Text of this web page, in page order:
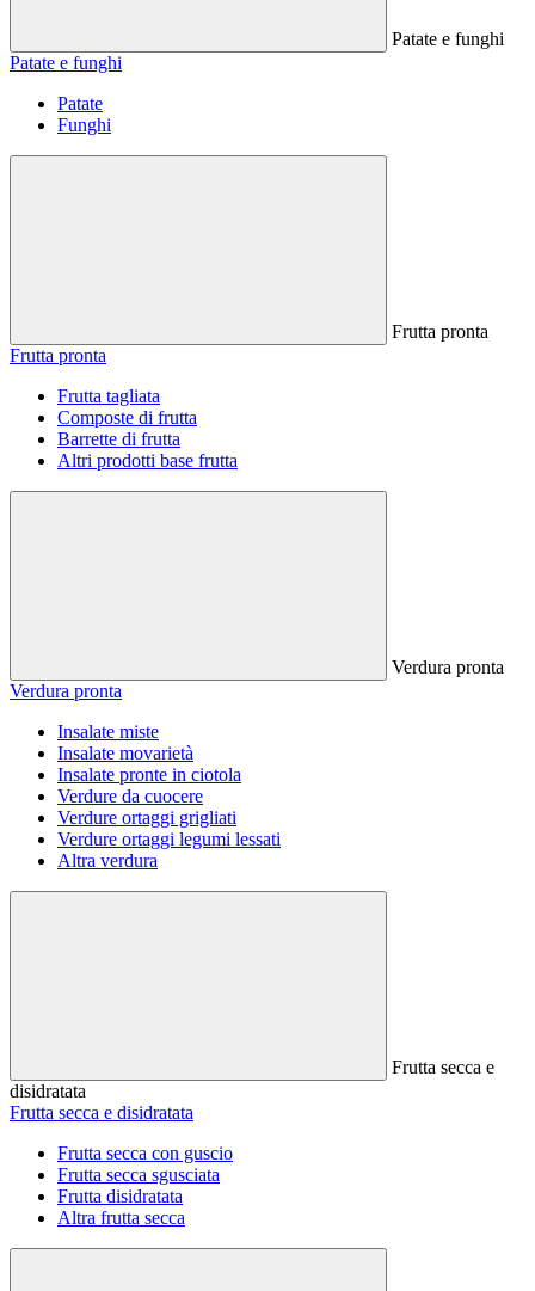
Patate e funghi
Patate e funghi
Patate
Funghi
Frutta pronta
Frutta pronta
Frutta tagliata
Composte di frutta
Barrette di frutta
Altri prodotti base frutta
Verdura pronta
Verdura pronta
Insalate miste
Insalate movarietà
Insalate pronte in ciotola
Verdure da cuocere
Verdure ortaggi grigliati
Verdure ortaggi legumi lessati
Altra verdura
Frutta secca e
disidratata
Frutta secca e disidratata
Frutta secca con guscio
Frutta secca sgusciata
Frutta disidratata
Altra frutta secca